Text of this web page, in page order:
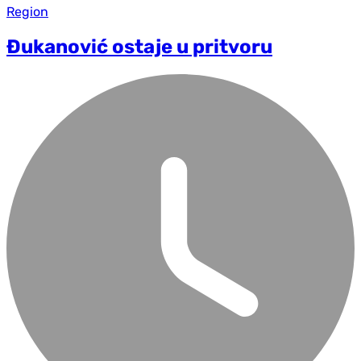
Region
Đukanović ostaje u pritvoru